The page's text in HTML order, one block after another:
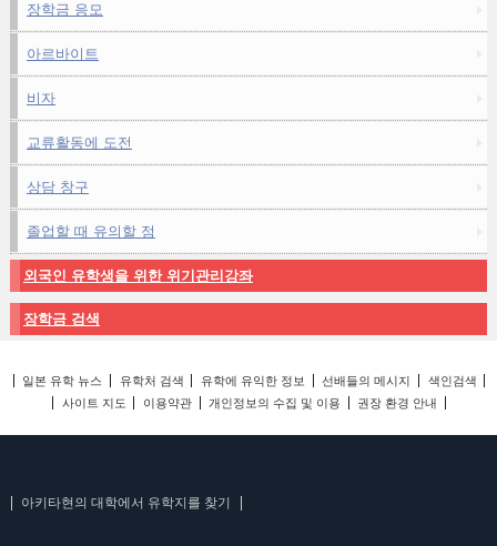
장학금 응모
아르바이트
비자
교류활동에 도전
상담 창구
졸업할 때 유의할 점
외국인 유학생을 위한 위기관리강좌
장학금 검색
일본 유학 뉴스 유학처 검색 유학에 유익한 정보 선배들의 메시지
색인검색
사이트 지도
이용약관 개인정보의 수집 및 이용 권장 환경 안내
아키타현의 대학에서 유학지를 찾기